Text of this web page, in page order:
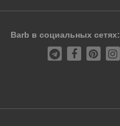
Barb в социальных сетях: